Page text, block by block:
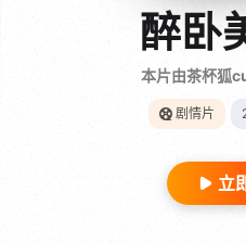
醉卧
本片由茶杯狐
剧情片
立